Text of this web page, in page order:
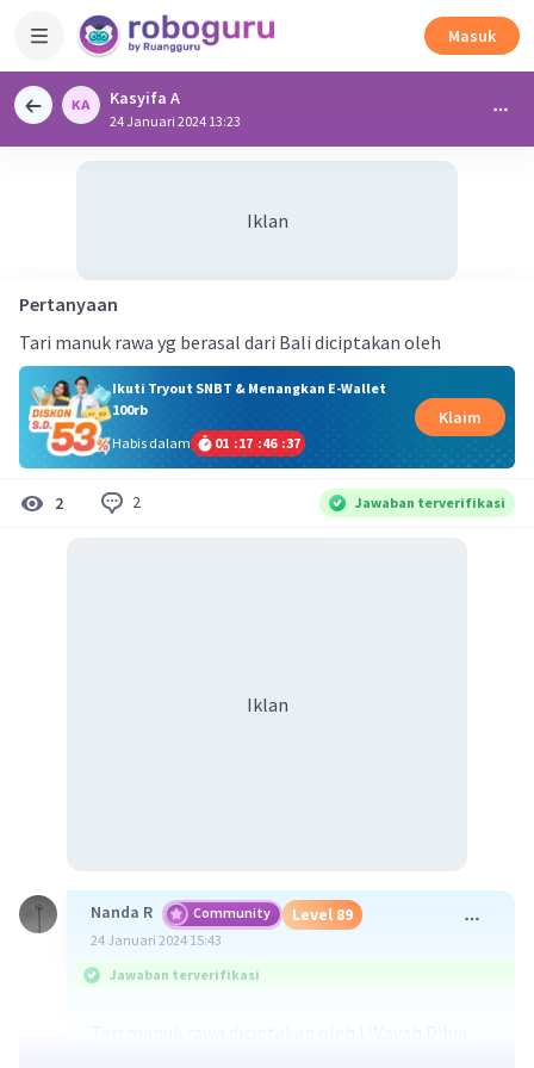
Masuk
Kasyifa A
24 Januari 2024 13:23
Iklan
Pertanyaan
Tari manuk rawa yg berasal dari Bali diciptakan oleh
Ikuti Tryout SNBT & Menangkan E-Wallet
100rb
Habis dalam
01 :17 :46 :36
Klaim
2 2 Jawaban terverifikasi
Iklan
Nanda R Community Level 89
24 Januari 2024 15:43
Jawaban terverifikasi